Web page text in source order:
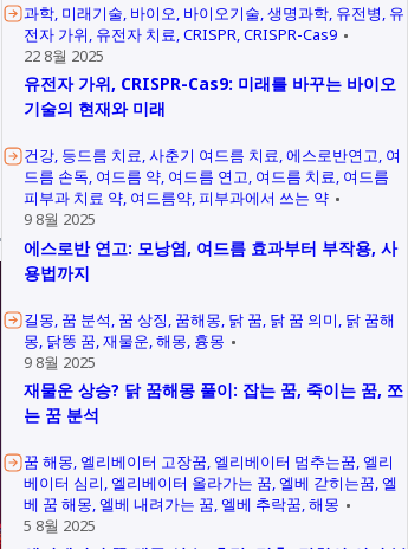
과학 미래기술 바이오 바이오기술 생명과학 유전병 유
전자 가위 유전자 치료 CRISPR CRISPR-Cas9
22 8월 2025
유전자 가위, CRISPR-Cas9: 미래를 바꾸는 바이오
기술의 현재와 미래
건강 등드름 치료 사춘기 여드름 치료 에스로반연고 여
드름 손독 여드름 약 여드름 연고 여드름 치료 여드름
피부과 치료 약 여드름약 피부과에서 쓰는 약
9 8월 2025
에스로반 연고: 모낭염, 여드름 효과부터 부작용, 사
용법까지
길몽 꿈 분석 꿈 상징 꿈해몽 닭 꿈 닭 꿈 의미 닭 꿈해
몽 닭똥 꿈 재물운 해몽 흉몽
9 8월 2025
재물운 상승? 닭 꿈해몽 풀이: 잡는 꿈, 죽이는 꿈, 쪼
는 꿈 분석
꿈 해몽 엘리베이터 고장꿈 엘리베이터 멈추는꿈 엘리
베이터 심리 엘리베이터 올라가는 꿈 엘베 갇히는꿈 엘
베 꿈 해몽 엘베 내려가는 꿈 엘베 추락꿈 해몽
5 8월 2025